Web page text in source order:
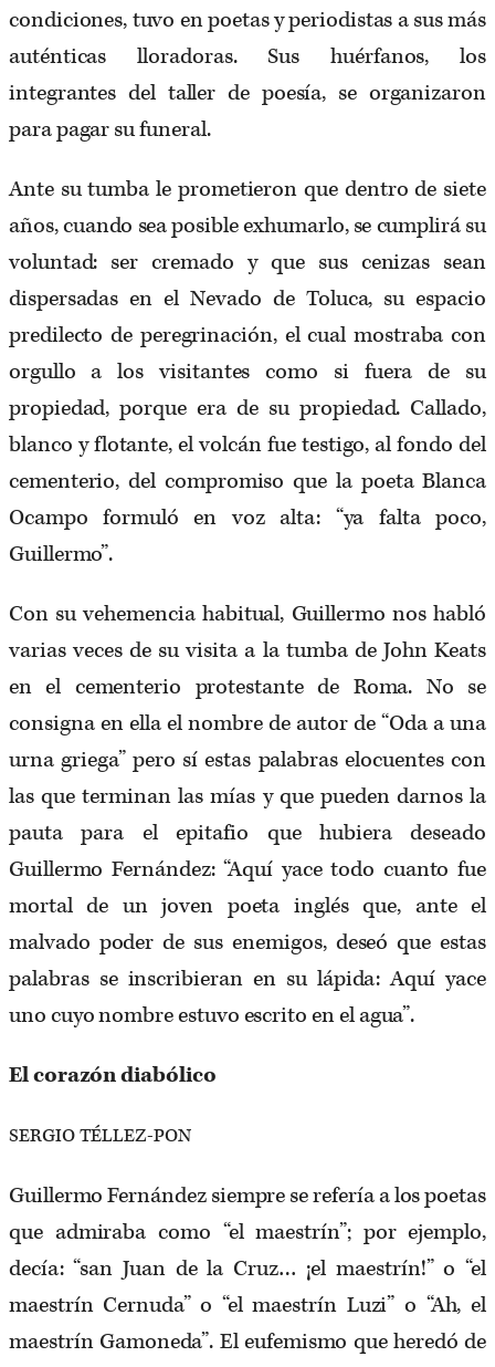
condiciones, tuvo en poetas y periodistas a sus más
auténticas lloradoras. Sus huérfanos, los
integrantes del taller de poesía, se organizaron
para pagar su funeral.
Ante su tumba le prometieron que dentro de siete
años, cuando sea posible exhumarlo, se cumplirá su
voluntad: ser cremado y que sus cenizas sean
dispersadas en el Nevado de Toluca, su espacio
predilecto de peregrinación, el cual mostraba con
orgullo a los visitantes como si fuera de su
propiedad, porque era de su propiedad. Callado,
blanco y flotante, el volcán fue testigo, al fondo del
cementerio, del compromiso que la poeta Blanca
Ocampo formuló en voz alta: “ya falta poco,
Guillermo”.
Con su vehemencia habitual, Guillermo nos habló
varias veces de su visita a la tumba de John Keats
en el cementerio protestante de Roma. No se
consigna en ella el nombre de autor de “Oda a una
urna griega” pero sí estas palabras elocuentes con
las que terminan las mías y que pueden darnos la
pauta para el epitafio que hubiera deseado
Guillermo Fernández: “Aquí yace todo cuanto fue
mortal de un joven poeta inglés que, ante el
malvado poder de sus enemigos, deseó que estas
palabras se inscribieran en su lápida: Aquí yace
uno cuyo nombre estuvo escrito en el agua”.
El corazón diabólico
SERGIO TÉLLEZ-PON
Guillermo Fernández siempre se refería a los poetas
que admiraba como “el maestrín”; por ejemplo,
decía: “san Juan de la Cruz… ¡el maestrín!” o “el
maestrín Cernuda” o “el maestrín Luzi” o “Ah, el
maestrín Gamoneda”. El eufemismo que heredó de